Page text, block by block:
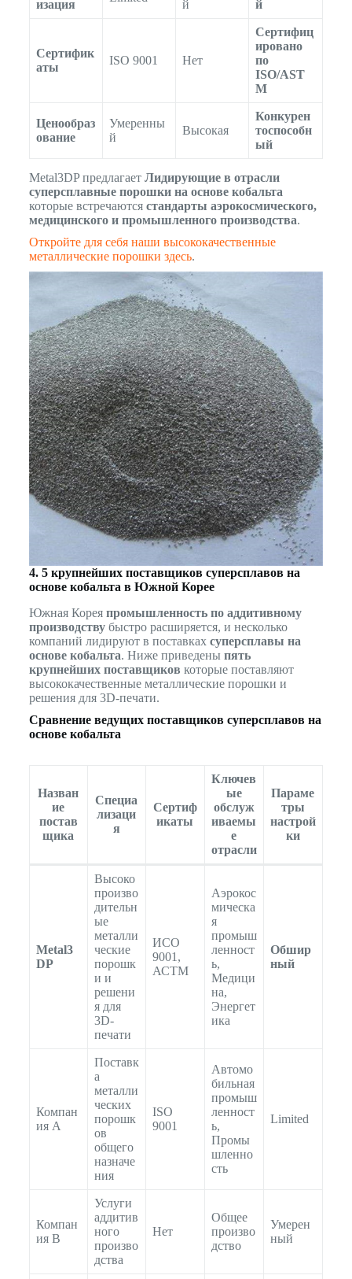
изация й й
Сертифик
аты
ISO 9001 Нет
Сертифиц
ировано
по
ISO/AST
M
Ценообраз
ование
Умеренны
й
Высокая
Конкурен
тоспособн
ый
Metal3DP предлагает Лидирующие в отрасли
суперсплавные порошки на основе кобальта
которые встречаются стандарты аэрокосмического,
медицинского и промышленного производства.
Откройте для себя наши высококачественные
металлические порошки здесь.
4. 5 крупнейших поставщиков суперсплавов на
основе кобальта в Южной Корее
Южная Корея промышленность по аддитивному
производствубыстро расширяется, и несколько
компаний лидируют в поставках суперсплавы на
основе кобальта. Ниже приведены пять
крупнейших поставщиков которые поставляют
высококачественные металлические порошки и
решения для 3D-печати.
Сравнение ведущих поставщиков суперсплавов на
основе кобальта
Назван
ие
постав
щика
Специа
лизаци
я
Сертиф
икаты
Ключев
ые
обслуж
иваемы
е
отрасли
Параме
тры
настрой
ки
Metal3
DP
Высоко
произво
дительн
ые
металли
ческие
порошк
и и
решени
я для
3D-
печати
ИСО
9001,
АСTM
Аэрокос
мическа
я
промыш
ленност
ь,
Медици
на,
Энергет
ика
Обшир
ный
Компан
ия A
Поставк
а
металли
ческих
порошк
ов
общего
назначе
ния
ISO
9001
Автомо
бильная
промыш
ленност
ь,
Промы
шленно
сть
Limited
Компан
ия B
Услуги
аддитив
ного
произво
дства
Нет
Общее
произво
дство
Умерен
ный